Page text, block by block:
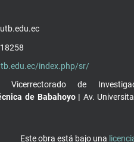
index.php/sr/
Vicerrectorado de
de Babahoyo | Av.
Este obra está bajo una